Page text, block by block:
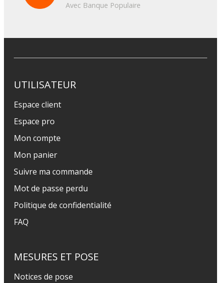
Avec Banque Populaire
UTILISATEUR
Espace client
Espace pro
Mon compte
Mon panier
Suivre ma commande
Mot de passe perdu
Politique de confidentialité
FAQ
MESURES ET POSE
Notices de pose